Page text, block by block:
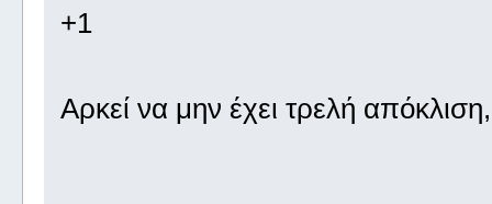
+1
Αρκεί να μην έχει τρελή